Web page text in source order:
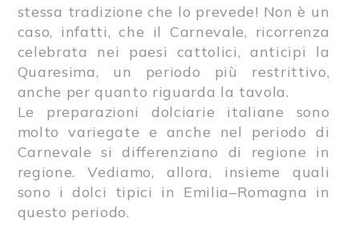
stessa tradizione che lo prevede! Non è un
caso, infatti, che il Carnevale, ricorrenza
celebrata nei paesi cattolici, anticipi la
Quaresima, un periodo più restrittivo,
anche per quanto riguarda la tavola.
Le preparazioni dolciarie italiane sono
molto variegate e anche nel periodo di
Carnevale si differenziano di regione in
regione. Vediamo, allora, insieme quali
sono i dolci tipici in Emilia–Romagna in
questo periodo.